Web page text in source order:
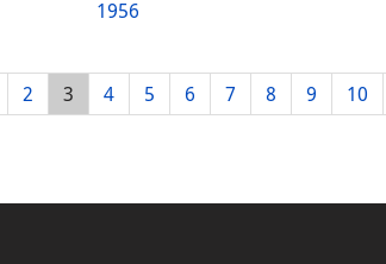
1956
2 3 4 5 6 7 8 9 10